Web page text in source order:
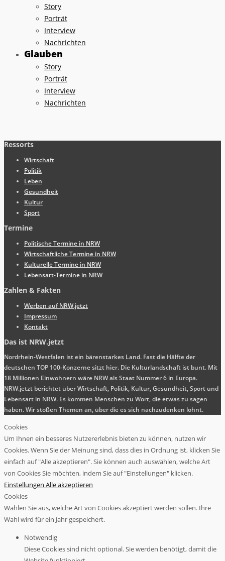
Story
Porträt
Interview
Nachrichten
Glauben
Story
Porträt
Interview
Nachrichten
Ressorts
Wirtschaft
Politik
Leben
Gesundheit
Kultur
Sport
Termine
Politische Termine in NRW
Wirtschaftliche Termine in NRW
Kulturelle Termine in NRW
Lebensart-Termine in NRW
Zahlen & Fakten
Werben auf NRW.jetzt
Impressum
Kontakt
Das ist NRW.jetzt
Nordrhein-Westfalen ist ein bärenstarkes Land. Fast die Hälfte der
deutschen TOP 100-Konzerne sitzt hier. Die Kulturlandschaft ist bunt. Mit
18 Millionen Einwohnern wäre NRW als Staat Nummer 6 in Europa.
NRW.jetzt berichtet über Wirtschaft, Politik, Kultur, Gesundheit, Sport und
Lebensart in NRW. Es kommen Menschen zu Wort, die etwas zu sagen
haben. Wir stoßen Themen an, über die es sich nachzudenken lohnt.
Cookies
Um Ihnen ein besseres Nutzererlebnis bieten zu können, nutzen wir
Cookies. Wenn Sie der Meinung sind, dass dies in Ordnung ist, klicken Sie
einfach auf "Alle akzeptieren". Sie können auch auswählen, welche Art
von Cookies Sie möchten, indem Sie auf "Einstellungen" klicken.
Einstellungen Alle akzeptieren
Cookies
Wählen Sie aus, welche Art von Cookies akzeptiert werden sollen. Ihre
Wahl wird für ein Jahr gespeichert.
Notwendig
Diese Cookies sind nicht optional. Sie werden benötigt, damit die